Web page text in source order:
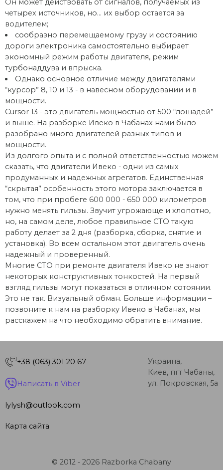
Он может действовать от сигналов, получаемых из
четырех источников, но… их выбор остается за
водителем;
сообразно перемещаемому грузу и состоянию
дороги электроника самостоятельно выбирает
экономный режим работы двигателя, режим
турбонаддува и впрыска.
Однако основное отличие между двигателями
“курсор” 8, 10 и 13 - в навесном оборудовании и в
мощности.
Сursor 13 - это двигатель мощностью от 500 “лошадей”
и выше. На разборке Ивеко в Чабанах нами было
разобрано много двигателей разных типов и
мощности.
Из долгого опыта и с полной ответственностью можем
сказать, что двигатели Ивеко - одни из самых
продуманных и надежных агрегатов. Единственная
“скрытая” особенность этого мотора заключается в
том, что при пробеге 600 000 - 650 000 километров
нужно менять гильзы. Звучит угрожающе и хлопотно,
но, на самом деле, любое правильное СТО такую
работу делает за 2 дня (разборка, сборка, снятие и
установка). Во всем остальном этот двигатель очень
надежный и проверенный.
Многие СТО при ремонте двигателя Ивеко не знают
некоторых конструктивных тонкостей. На первый
взгляд гильзы могут показаться в отличном сотоянии.
Это не так. Визуальный обман. Больше информации –
позвоните к нам на разборку Ивеко в Чабанах, мы
расскажем на что необходимо обратить внимание.
+38 (063) 301 20 67
Написать в Viber
lylysh@outlook.com
Карта сайта
Украина,
Киев, пгт Чабаны,
ул. Покровская, 5а
© 2012 - 2026 Razborka Chabany